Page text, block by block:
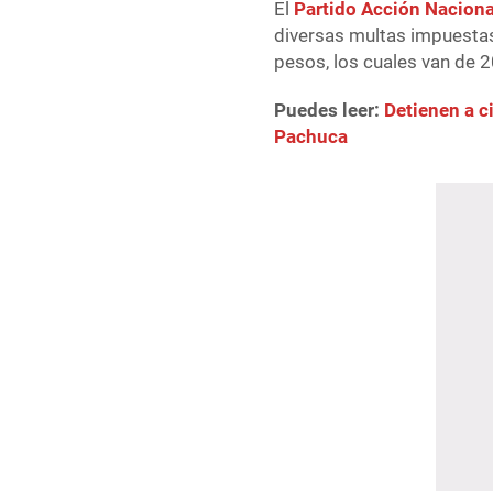
El Partido Acción
diversas multas
pesos, los cuales van de
Puedes leer: Detienen a
Pachuca